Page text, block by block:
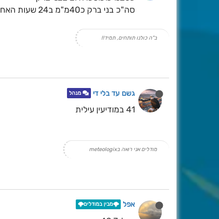
סה"כ בני ברק כ40מ"מ ב24 שעות האחרונות
ב"ה כולנו תותחים, תמיד!!
גשם עד בלי די מנהל
41 במודיעין עילית
מודלים אני רואה בmeteologix
אפל 🌩️מבין במודלים🌩️